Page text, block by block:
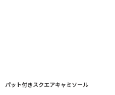
パット付きスクエアキャミソール